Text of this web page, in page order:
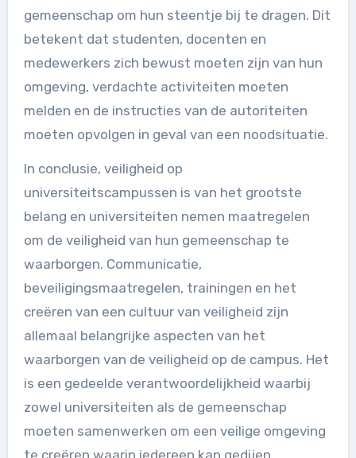
gemeenschap om hun steentje bij te dragen. Dit
betekent dat studenten, docenten en
medewerkers zich bewust moeten zijn van hun
omgeving, verdachte activiteiten moeten
melden en de instructies van de autoriteiten
moeten opvolgen in geval van een noodsituatie.
In conclusie, veiligheid op
universiteitscampussen is van het grootste
belang en universiteiten nemen maatregelen
om de veiligheid van hun gemeenschap te
waarborgen. Communicatie,
beveiligingsmaatregelen, trainingen en het
creëren van een cultuur van veiligheid zijn
allemaal belangrijke aspecten van het
waarborgen van de veiligheid op de campus. Het
is een gedeelde verantwoordelijkheid waarbij
zowel universiteiten als de gemeenschap
moeten samenwerken om een veilige omgeving
te creëren waarin iedereen kan gedijen.